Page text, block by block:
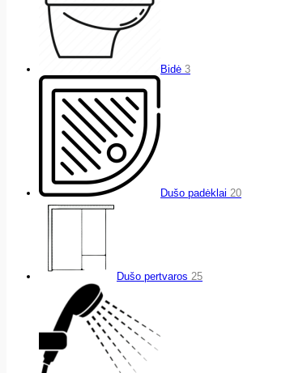
Bidė 3
Dušo padėklai 20
Dušo pertvaros 25